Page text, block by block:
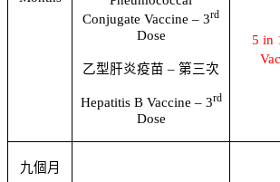
Conjugate Vaccine – 3rd
Dose
乙型肝炎疫苗 – 第三次
Hepatitis B Vaccine – 3rd
Dose
5 in
九個月